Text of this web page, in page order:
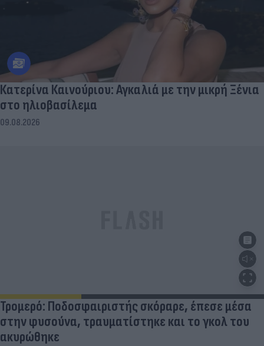
Κατερίνα Καινούριου: Αγκαλιά με την μικρή Ξένια
στο ηλιοβασίλεμα
09.08.2026
Τρομερό: Ποδοσφαιριστής σκόραρε, έπεσε μέσα
στην φυσούνα, τραυματίστηκε και το γκολ του
ακυρώθηκε